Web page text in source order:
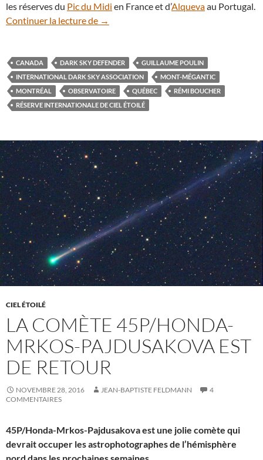
les réserves du Pic du Midi en France et d’Alquevaau Portugal.
Continuer la lecture de En vidéo : l’Observatoire québécois du
→
CANADA DARK SKY DEFENDER
GUILLAUME POULIN
INTERNATIONAL DARK SKY ASSOCIATION
MONT-MÉGANTIC
MONTRÉAL
OBSERVATOIRE QUÉBEC
RÉMI BOUCHER
RÉSERVE INTERNATIONALE DE CIEL ÉTOILÉ
CIEL ÉTOILÉ
LA COMÈTE 45P/HONDA-
MRKOS-PAJDUSAKOVA EST
DE RETOUR
NOVEMBRE 28, 2016 JEAN-BAPTISTE FELDMANN
4
COMMENTAIRES
45P/Honda-Mrkos-Pajdusakova est une jolie comète qui
devrait occuper les astrophotographes de l’hémisphère